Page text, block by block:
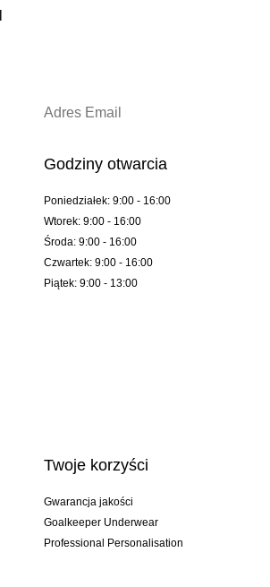
Godziny otwarcia
Poniedziałek: 9:00 - 16:00
Wtorek: 9:00 - 16:00
Środa: 9:00 - 16:00
Czwartek: 9:00 - 16:00
Piątek: 9:00 - 13:00
Twoje korzyści
Gwarancja jakości
Goalkeeper Underwear
Professional Personalisation